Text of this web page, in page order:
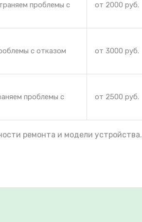
проблемы с
от 2000 руб.
с отказом
от 3000 руб.
проблемы с
от 2500 руб.
ремонта и модели устройства.